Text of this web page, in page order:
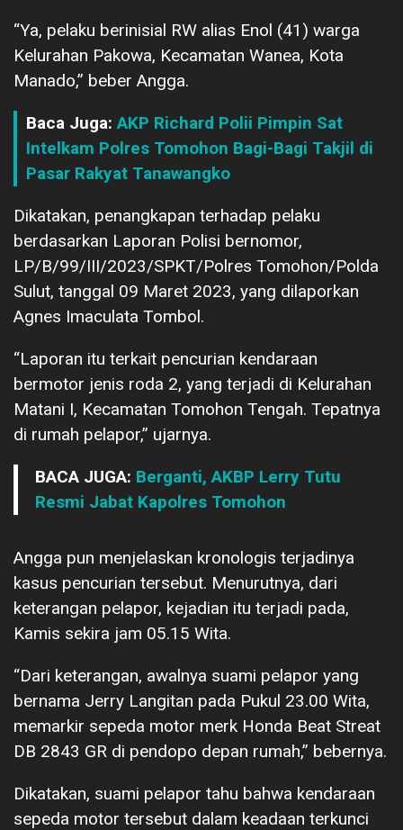
“Ya, pelaku berinisial RW alias Enol (41) warga
Kelurahan Pakowa, Kecamatan Wanea, Kota
Manado,” beber Angga.
Baca Juga:AKP Richard Polii Pimpin Sat
Intelkam Polres Tomohon Bagi-Bagi Takjil di
Pasar Rakyat Tanawangko
Dikatakan, penangkapan terhadap pelaku
berdasarkan Laporan Polisi bernomor,
LP/B/99/III/2023/SPKT/Polres Tomohon/Polda
Sulut, tanggal 09 Maret 2023, yang dilaporkan
Agnes Imaculata Tombol.
“Laporan itu terkait pencurian kendaraan
bermotor jenis roda 2, yang terjadi di Kelurahan
Matani I, Kecamatan Tomohon Tengah. Tepatnya
di rumah pelapor,” ujarnya.
BACA JUGA: Berganti, AKBP Lerry Tutu
Resmi Jabat Kapolres Tomohon
Angga pun menjelaskan kronologis terjadinya
kasus pencurian tersebut. Menurutnya, dari
keterangan pelapor, kejadian itu terjadi pada,
Kamis sekira jam 05.15 Wita.
“Dari keterangan, awalnya suami pelapor yang
bernama Jerry Langitan pada Pukul 23.00 Wita,
memarkir sepeda motor merk Honda Beat Streat
DB 2843 GR di pendopo depan rumah,” bebernya.
Dikatakan, suami pelapor tahu bahwa kendaraan
sepeda motor tersebut dalam keadaan terkunci